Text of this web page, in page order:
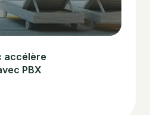
accélère
PBX